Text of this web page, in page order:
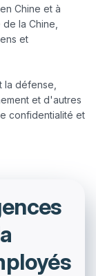
Chine et à
la Chine,
et
la défense,
et d'autres
confidentialité et